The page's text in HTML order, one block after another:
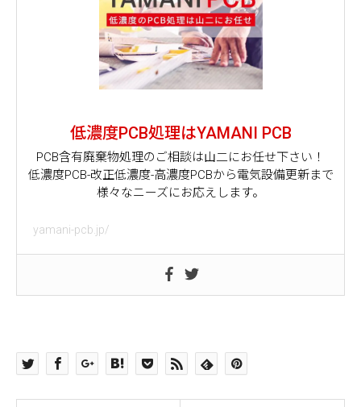
低濃度PCB処理はYAMANI PCB
PCB含有廃棄物処理のご相談は山二にお任せ下さい！
低濃度PCB-改正低濃度-高濃度PCBから電気設備更新まで
様々なニーズにお応えします。
yamani-pcb.jp/